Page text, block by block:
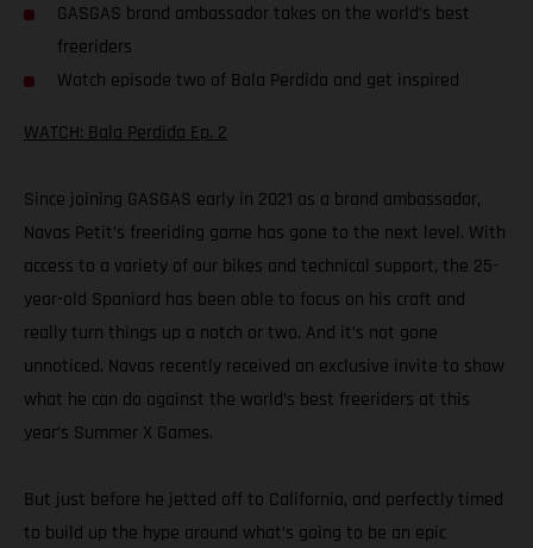
GASGAS brand ambassador takes on the world’s best
freeriders
Watch episode two of Bala Perdida and get inspired
WATCH: Bala Perdida Ep. 2
Since joining GASGAS early in 2021 as a brand ambassador,
Navas Petit’s freeriding game has gone to the next level. With
access to a variety of our bikes and technical support, the 25-
year-old Spaniard has been able to focus on his craft and
really turn things up a notch or two. And it’s not gone
unnoticed. Navas recently received an exclusive invite to show
what he can do against the world’s best freeriders at this
year’s Summer X Games.
But just before he jetted off to California, and perfectly timed
to build up the hype around what’s going to be an epic